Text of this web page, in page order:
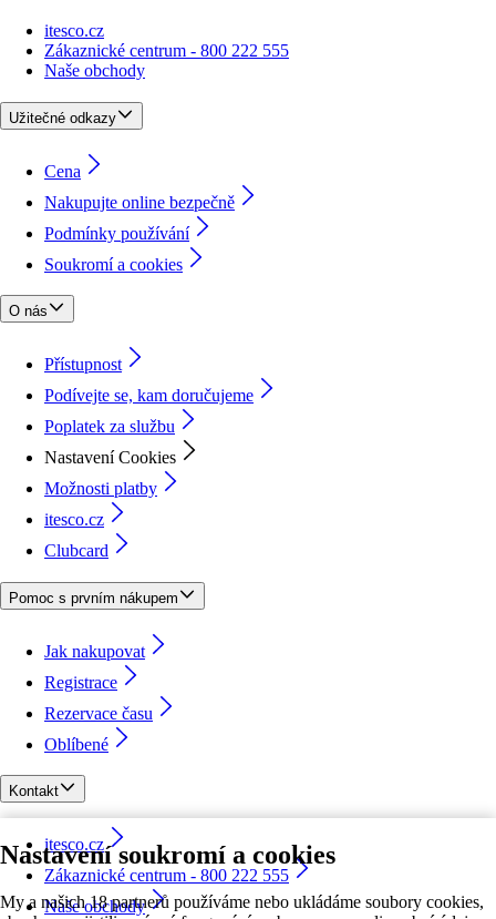
Nastavení soukromí a cookies
My a našich 18 partnerů používáme nebo ukládáme soubory cookies,
itesco.cz
Zákaznické centrum - 800 222 555
Naše obchody
Užitečné odkazy
Cena
Nakupujte online bezpečně
Podmínky používání
Soukromí a cookies
O nás
Přístupnost
Podívejte se, kam doručujeme
Poplatek za službu
Nastavení Cookies
Možnosti platby
itesco.cz
Clubcard
Pomoc s prvním nákupem
Jak nakupovat
Registrace
Rezervace času
Oblíbené
Kontakt
itesco.cz
Zákaznické centrum - 800 222 555
Naše obchody